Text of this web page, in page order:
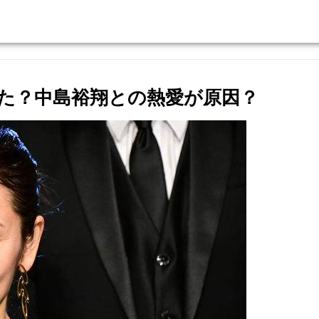
？中島裕翔との熱愛が原因？